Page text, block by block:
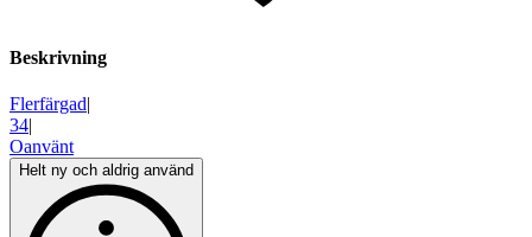
Beskrivning
Flerfärgad|
34|
Oanvänt
Helt ny och aldrig använd